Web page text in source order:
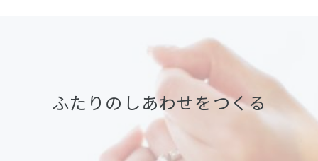
ふたりのしあわせをつくる